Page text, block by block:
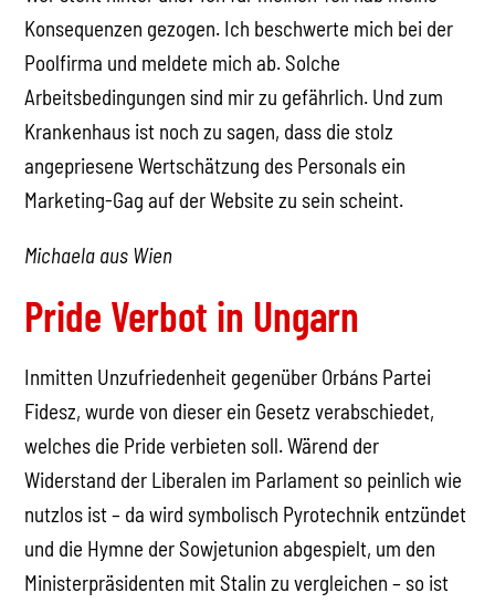
Konsequenzen gezogen. Ich beschwerte mich bei der
Poolfirma und meldete mich ab. Solche
Arbeitsbedingungen sind mir zu gefährlich. Und zum
Krankenhaus ist noch zu sagen, dass die stolz
angepriesene Wertschätzung des Personals ein
Marketing-Gag auf der Website zu sein scheint.
Michaela aus Wien
Pride Verbot in Ungarn
Inmitten Unzufriedenheit gegenüber Orbáns Partei
Fidesz, wurde von dieser ein Gesetz verabschiedet,
welches die Pride verbieten soll. Wärend der
Widerstand der Liberalen im Parlament so peinlich wie
nutzlos ist – da wird symbolisch Pyrotechnik entzündet
und die Hymne der Sowjetunion abgespielt, um den
Ministerpräsidenten mit Stalin zu vergleichen – so ist